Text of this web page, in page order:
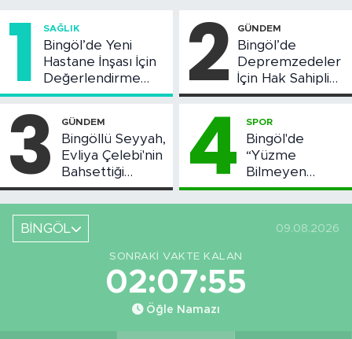
1 SAĞLIK
Bingöl’de Yeni
Hastane İnşası İçin
Değerlendirme
Toplantısı Yapıldı
2 GÜNDEM
Bingöl’de
Depremzedeler
İçin Hak Sahipliği
Askı Süreci
3 GÜNDEM
Bingöllü Seyyah,
Evliya Çelebi'nin
Bahsettiği
Bingöl'deki O
Yeri Görüntüledi
4 SPOR
Bingöl'de
“Yüzme
Bilmeyen
Kalmasın”
Projesi Devam
Ediyor
BİNGÖL 09.08.2026
SONRAKI VAKTE KALAN
02:07:54
Öğle Namazı